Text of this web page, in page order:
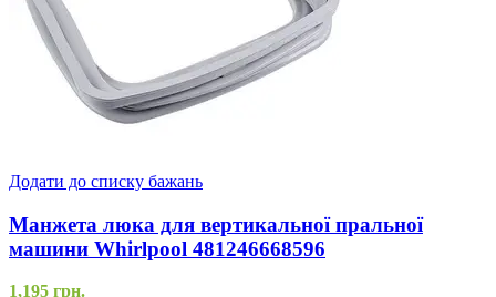
Додати до списку бажань
Манжета люка для вертикальної пральної
машини Whirlpool 481246668596
1,195 грн.